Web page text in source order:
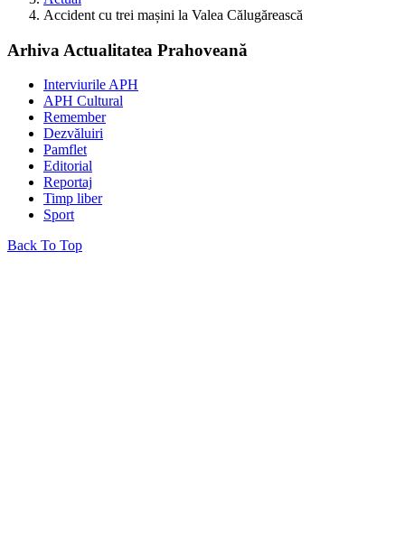
Accident cu trei mașini la Valea Călugărească
Arhiva Actualitatea Prahoveană
Interviurile APH
APH Cultural
Remember
Dezvăluiri
Pamflet
Editorial
Reportaj
Timp liber
Sport
Back To Top